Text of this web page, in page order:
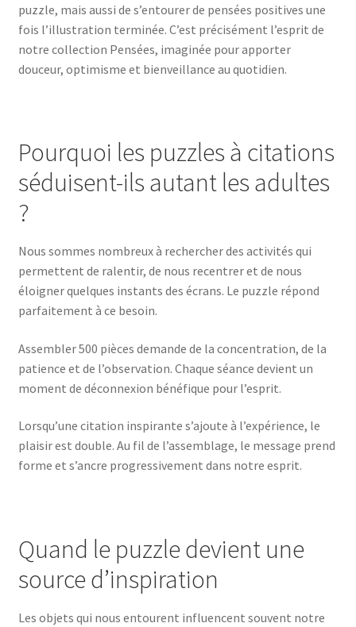
puzzle, mais aussi de s’entourer de pensées positives une
fois l’illustration terminée. C’est précisément l’esprit de
notre collection Pensées, imaginée pour apporter
douceur, optimisme et bienveillance au quotidien.
Pourquoi les puzzles à citations
séduisent-ils autant les adultes
?
Nous sommes nombreux à rechercher des activités qui
permettent de ralentir, de nous recentrer et de nous
éloigner quelques instants des écrans. Le puzzle répond
parfaitement à ce besoin.
Assembler 500 pièces demande de la concentration, de la
patience et de l’observation. Chaque séance devient un
moment de déconnexion bénéfique pour l’esprit.
Lorsqu’une citation inspirante s’ajoute à l’expérience, le
plaisir est double. Au fil de l’assemblage, le message prend
forme et s’ancre progressivement dans notre esprit.
Quand le puzzle devient une
source d’inspiration
Les objets qui nous entourent influencent souvent notre